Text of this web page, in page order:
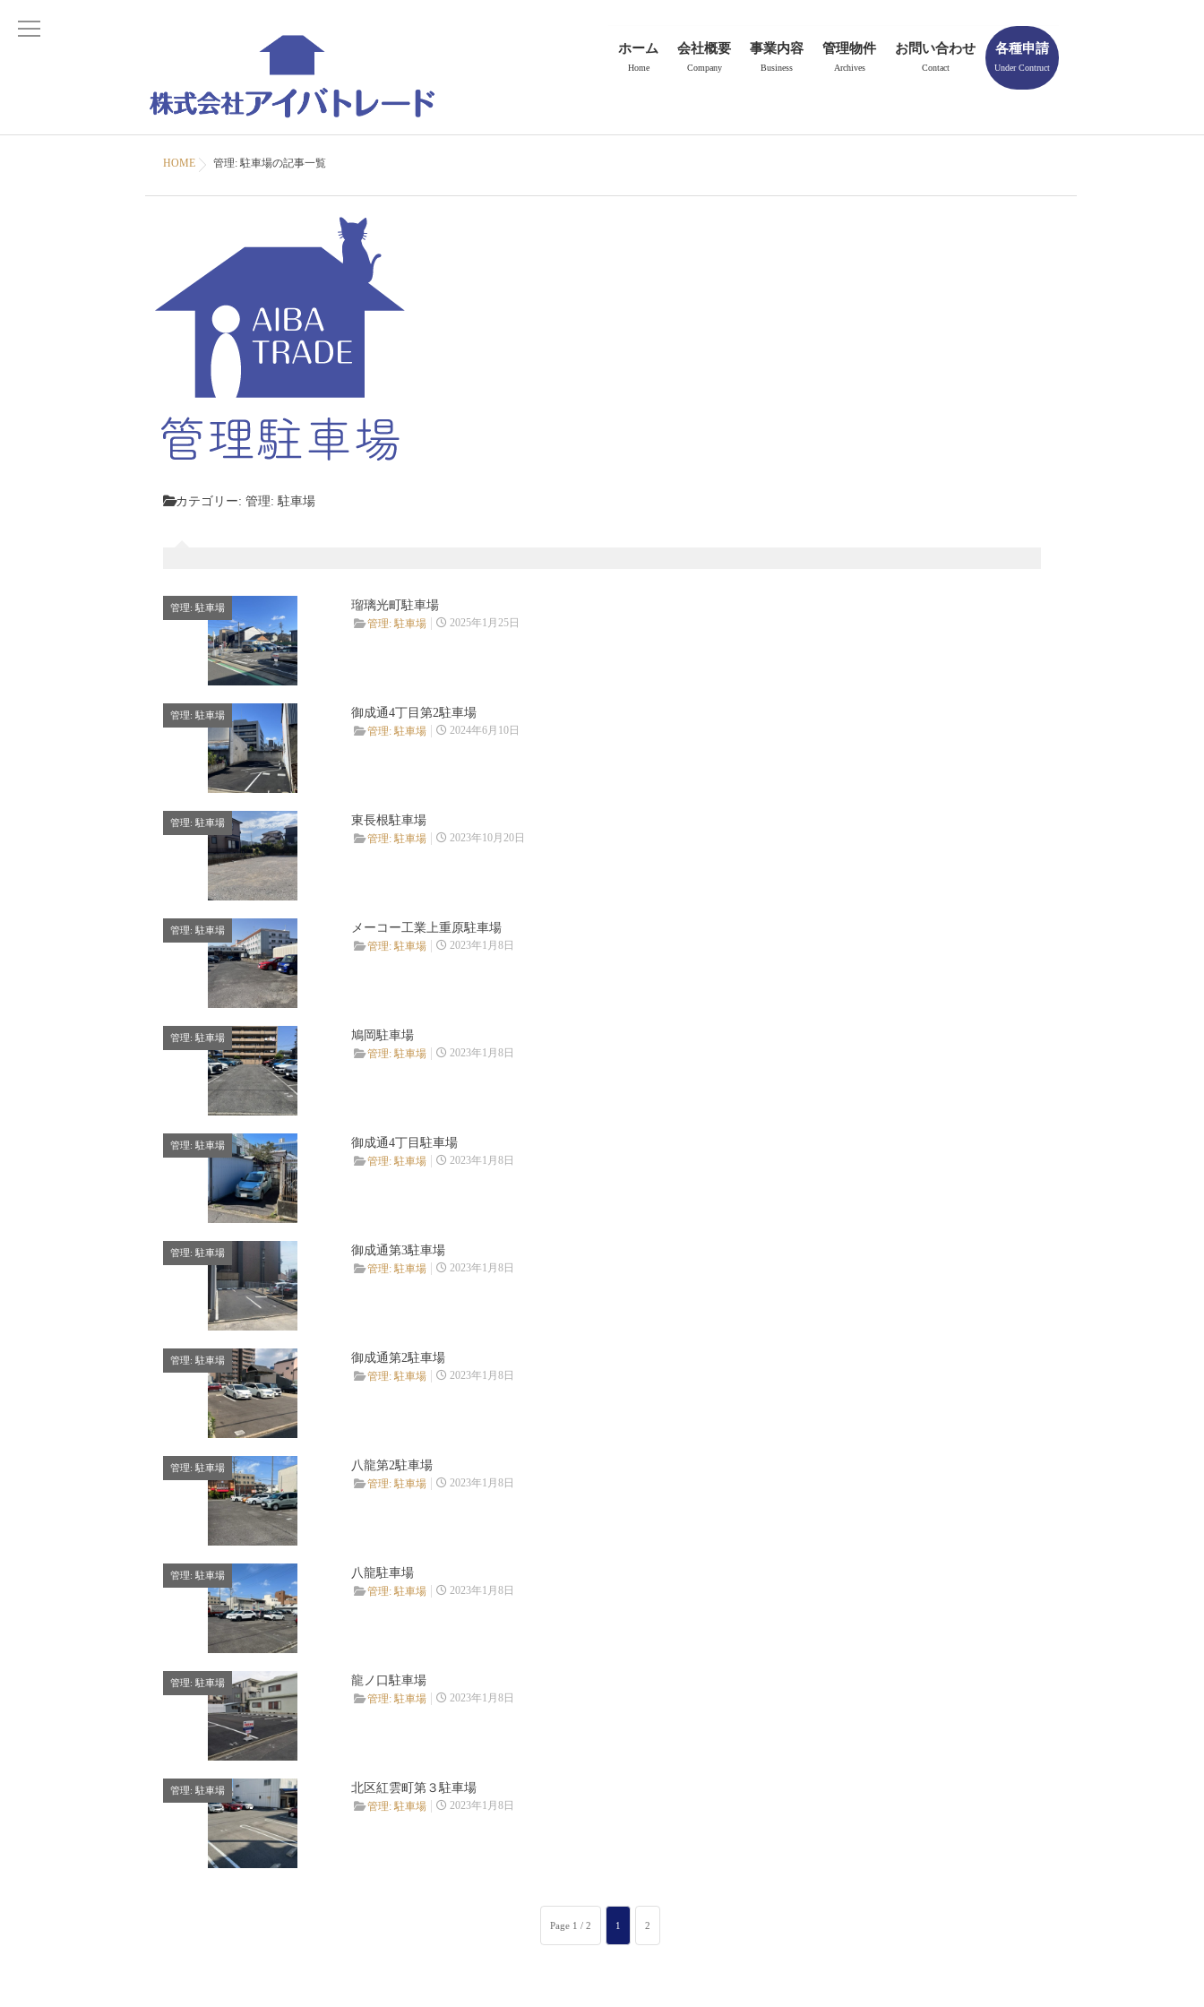
ホーム
Home
会社概要
Company
事業内容
Business
管理物件
Archives
お問い合わせ
Contact
各種申請
Under Contruct
HOME 管理: 駐車場の記事一覧
カテゴリー: 管理: 駐車場
管理: 駐車場 瑠璃光町駐車場
管理: 駐車場 2025年1月25日
管理: 駐車場 御成通4丁目第2駐車場
管理: 駐車場 2024年6月10日
管理: 駐車場 東長根駐車場
管理: 駐車場 2023年10月20日
管理: 駐車場 メーコー工業上重原駐車場
管理: 駐車場 2023年1月8日
管理: 駐車場 鳩岡駐車場
管理: 駐車場 2023年1月8日
管理: 駐車場 御成通4丁目駐車場
管理: 駐車場 2023年1月8日
管理: 駐車場 御成通第3駐車場
管理: 駐車場 2023年1月8日
管理: 駐車場 御成通第2駐車場
管理: 駐車場 2023年1月8日
管理: 駐車場 八龍第2駐車場
管理: 駐車場 2023年1月8日
管理: 駐車場 八龍駐車場
管理: 駐車場 2023年1月8日
管理: 駐車場 龍ノ口駐車場
管理: 駐車場 2023年1月8日
管理: 駐車場 北区紅雲町第３駐車場
管理: 駐車場 2023年1月8日
Page 1 / 2 1 2